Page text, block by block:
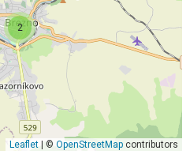
2
Leaflet | © OpenStreetMap contributors